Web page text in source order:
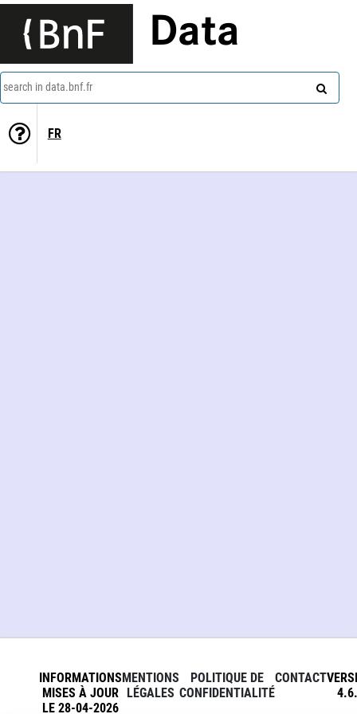
Data
search in data.bnf.fr
FR
INFORMATIONS
MISES À JOUR
LE 28-04-2026
MENTIONS
LÉGALES
POLITIQUE DE
CONFIDENTIALITÉ
CONTACT